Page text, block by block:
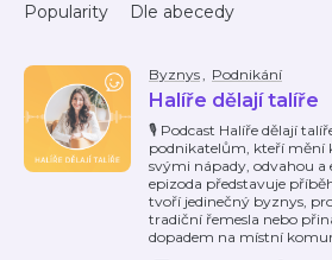
Popularity Dle abecedy
Byznys, Podnikání
Halíře dělají talíře
🎙️ Podcast Halíře dělají
podnikatelům, kteří mění
svými nápady, odvahou a
epizoda představuje
tvoří jedinečný byznys,
tradiční řemesla nebo
dopadem na místní